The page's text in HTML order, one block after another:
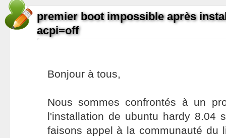
premier boot impossible après
acpi=off
Bonjour à tous,
Nous sommes confrontés à un
l'installation de ubuntu hardy 8.04
faisons appel à la communauté du